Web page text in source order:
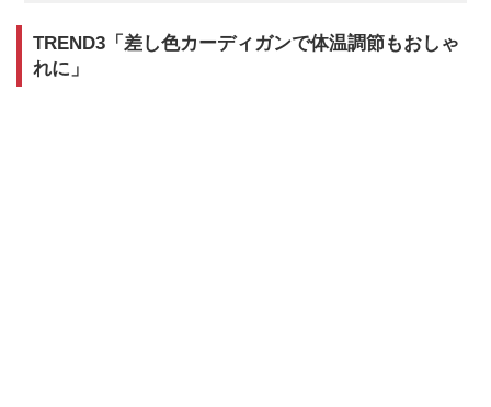
TREND3「差し色カーディガンで体温調節もおしゃ
れに」